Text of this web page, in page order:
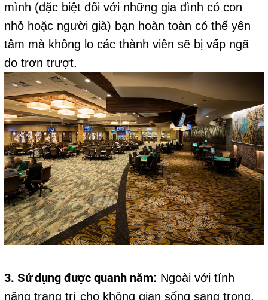
mình (đặc biệt đối với những gia đình có con
nhỏ hoặc người già) bạn hoàn toàn có thể yên
tâm mà không lo các thành viên sẽ bị vấp ngã
do trơn trượt.
3. Sử dụng được quanh năm: Ngoài với tính
năng trang trí cho không gian sống sang trọng,